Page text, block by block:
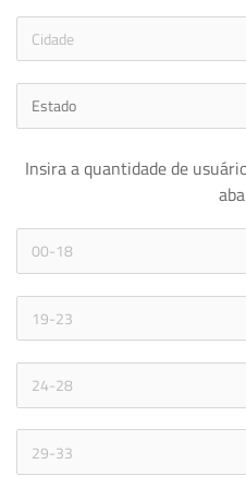
Insira a quantidade de